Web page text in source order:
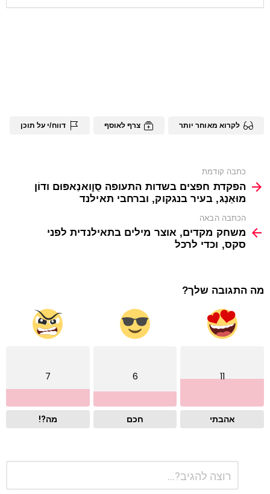
לקרוא מאוחר יותר צרף לאוסף דווח/י על תוכן
more
כתבה קודמת
הפקדת חפצים בשדות התעופה סֻוׇואנַאפּוּם ודוֹן
מוּאַנְג, בעיר בנגקוק, וברחבי תאילנד
הכתבה הבאה
משחק מקדים, אוצר מילים בתאילנדית לפני
סקס, וכדי לרכל
מה התגובה שלך?
11
אהבתי
6
חכם
7
מה?!
התגובה
שלך